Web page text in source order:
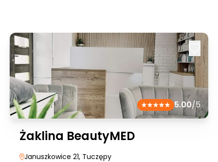
5.00/5
Żaklina BeautyMED
Januszkowice 21, Tuczępy